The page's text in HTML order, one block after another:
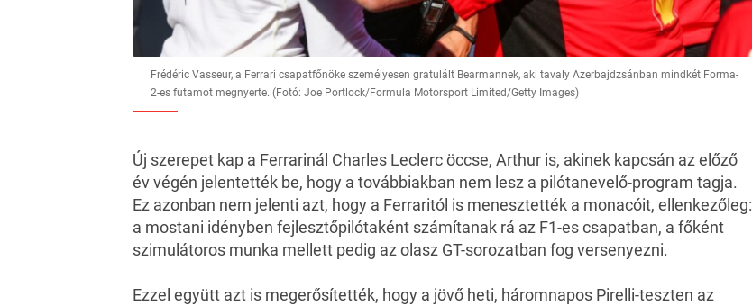
Frédéric Vasseur, a Ferrari csapatfőnöke személyesen gratulált Bearmannek, aki tavaly Azerbajdzsánban mindkét Forma-
2-es futamot megnyerte. (Fotó: Joe Portlock/Formula Motorsport Limited/Getty Images)
Új szerepet kap a Ferrarinál Charles Leclerc öccse, Arthur is, akinek kapcsán az előző
év végén jelentették be, hogy a továbbiakban nem lesz a pilótanevelő-program tagja.
Ez azonban nem jelenti azt, hogy a Ferraritól is menesztették a monacóit, ellenkezőleg:
a mostani idényben fejlesztőpilótaként számítanak rá az F1-es csapatban, a főként
szimulátoros munka mellett pedig az olasz GT-sorozatban fog versenyezni.
Ezzel együtt azt is megerősítették, hogy a jövő heti, háromnapos Pirelli-teszten az